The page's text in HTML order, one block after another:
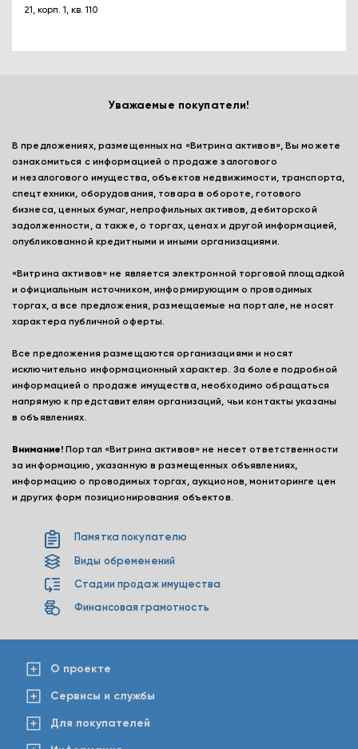
21, корп. 1, кв. 110
Уважаемые покупатели!
В предложениях, размещенных на «Витрина активов», Вы можете
ознакомиться с информацией о продаже залогового
и незалогового имущества, объектов недвижимости, транспорта,
спецтехники, оборудования, товара в обороте, готового
бизнеса, ценных бумаг, непрофильных активов, дебиторской
задолженности, а также, о торгах, ценах и другой информацией,
опубликованной кредитными и иными организациями.
«Витрина активов» не является электронной торговой площадкой
и официальным источником, информирующим о проводимых
торгах, а все предложения, размещаемые на портале, не носят
характера публичной оферты.
Все предложения размещаются организациями и носят
исключительно информационный характер. За более подробной
информацией о продаже имущества, необходимо обращаться
напрямую к представителям организаций, чьи контакты указаны
в объявлениях.
Внимание! Портал «Витрина активов» не несет ответственности
за информацию, указанную в размещенных объявлениях,
информацию о проводимых торгах, аукционов, мониторинге цен
и других форм позиционирования объектов.
Памятка покупателю
Виды обременений
Стадии продаж имущества
Финансовая грамотность
О проекте
Сервисы и службы
Для покупателей